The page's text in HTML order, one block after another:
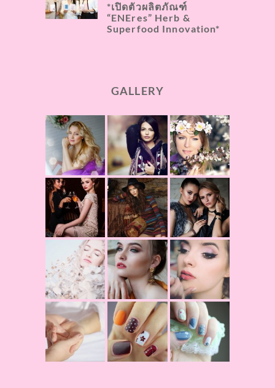
*เปิดตัวผลิตภัณฑ์
“ENEres” Herb &
Superfood Innovation*
GALLERY